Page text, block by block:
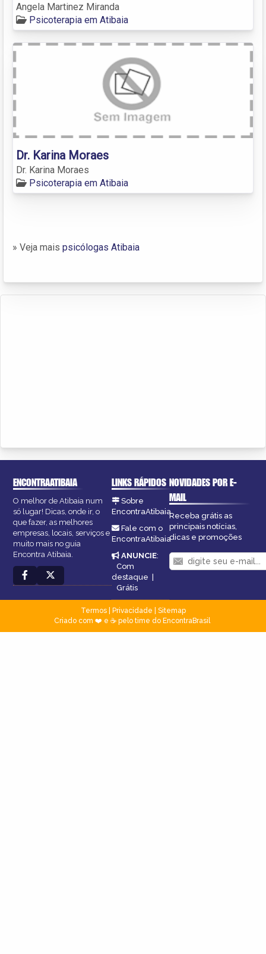
Angela Martinez Miranda
Psicoterapia em Atibaia
Dr. Karina Moraes
Dr. Karina Moraes
Psicoterapia em Atibaia
» Veja mais psicólogas Atibaia
ENCONTRAATIBAIA
O melhor de Atibaia num
só lugar! Dicas, onde ir, o
que fazer, as melhores
empresas, locais, serviços e
muito mais no guia
Encontra Atibaia.
LINKS RÁPIDOS
Sobre
EncontraAtibaia
Fale com o
EncontraAtibaia
ANUNCIE:
Com
destaque |
Grátis
NOVIDADES POR E-
MAIL
Receba grátis as
principais notícias,
dicas e promoções
Termos| Privacidade
Sitemap
Criado com ❤️ e ☕ pelo time do EncontraBrasil